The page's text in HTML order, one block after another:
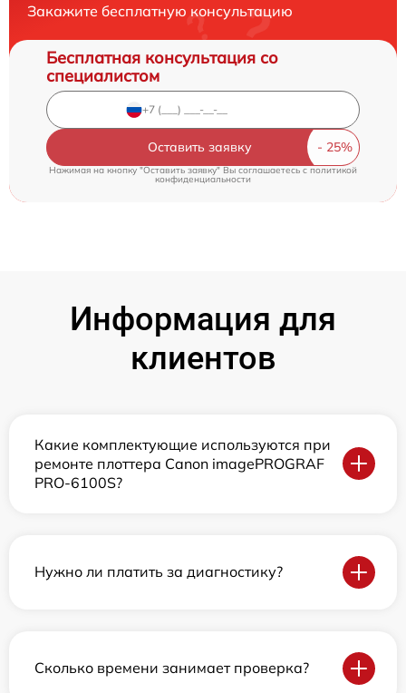
Закажите бесплатную консультацию
Бесплатная консультация со
специалистом
Оставить заявку
Нажимая на кнопку "Оставить заявку" Вы соглашаетесь cполитикой
конфиденциальности
Информация для
клиентов
Какие комплектующие используются при
ремонте плоттера Canon imagePROGRAF
PRO-6100S?
Нужно ли платить за диагностику?
Сколько времени занимает проверка?